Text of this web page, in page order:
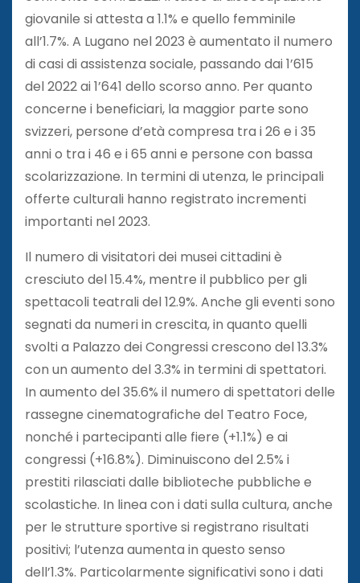
giovanile si attesta a 1.1% e quello femminile
all’1.7%. A Lugano nel 2023 è aumentato il numero
di casi di assistenza sociale, passando dai 1’615
del 2022 ai 1’641 dello scorso anno. Per quanto
concerne i beneficiari, la maggior parte sono
svizzeri, persone d’età compresa tra i 26 e i 35
anni o tra i 46 e i 65 anni e persone con bassa
scolarizzazione. In termini di utenza, le principali
offerte culturali hanno registrato incrementi
importanti nel 2023.
Il numero di visitatori dei musei cittadini è
cresciuto del 15.4%, mentre il pubblico per gli
spettacoli teatrali del 12.9%. Anche gli eventi sono
segnati da numeri in crescita, in quanto quelli
svolti a Palazzo dei Congressi crescono del 13.3%
con un aumento del 3.3% in termini di spettatori.
In aumento del 35.6% il numero di spettatori delle
rassegne cinematografiche del Teatro Foce,
nonché i partecipanti alle fiere (+1.1%) e ai
congressi (+16.8%). Diminuiscono del 2.5% i
prestiti rilasciati dalle biblioteche pubbliche e
scolastiche. In linea con i dati sulla cultura, anche
per le strutture sportive si registrano risultati
positivi; l’utenza aumenta in questo senso
dell’1.3%. Particolarmente significativi sono i dati